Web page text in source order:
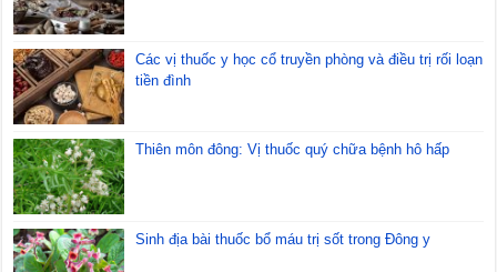
Các vị thuốc y học cổ truyền phòng và điều trị rối loạn
tiền đình
Thiên môn đông: Vị thuốc quý chữa bệnh hô hấp
Sinh địa bài thuốc bổ máu trị sốt trong Đông y